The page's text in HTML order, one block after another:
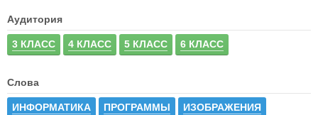
Аудитория
3 КЛАСС 4 КЛАСС 5 КЛАСС 6 КЛАСС
Слова
ИНФОРМАТИКА ПРОГРАММЫ ИЗОБРАЖЕНИЯ